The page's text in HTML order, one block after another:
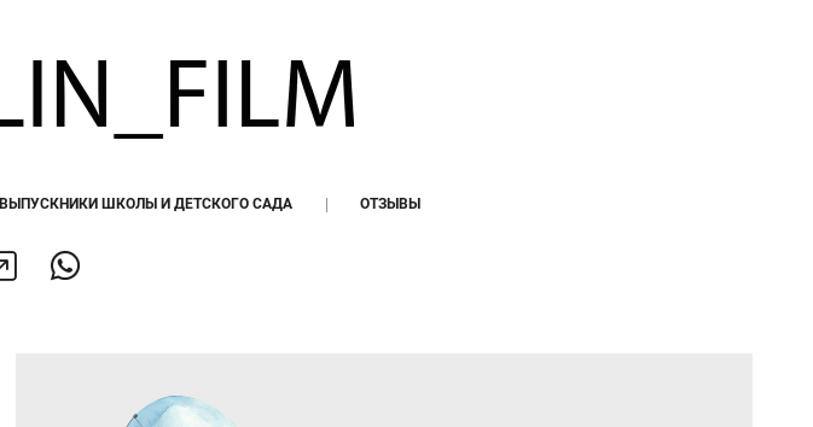
ВЫПУСКНИКИ ШКОЛЫ И ДЕТСКОГО САДА ОТЗЫВЫ